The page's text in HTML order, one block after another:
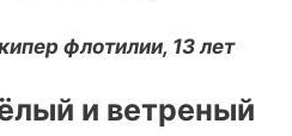
флотилии, 13 лет
и ветреный